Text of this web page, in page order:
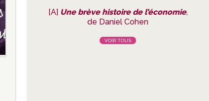
[A] Une brève histoire de l’économie,
de Daniel Cohen
VOIR TOUS